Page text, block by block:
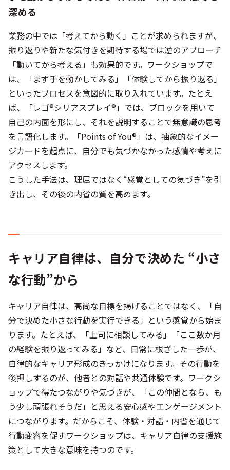
深める
業務の中では「考えてから動く」ことが求められますが、
振り返りや新たな気付きを期待する場では逆のアプローチ
「動いてから考える」も効果的です。ワークショップで
は、「まず手を動かしてみる」「体験してから振り返る」
といったプロセスを意図的に取り入れています。たとえ
ば、「レゴ®シリアスプレイ®」では、ブロックを用いて
自己の内面を形にし、それを説明することで無意識の思考
を言語化します。「Points of You®」は、抽象的なイメー
ジカードを起点に、自分でも気づかなかった感情や考えに
アクセスします。
こうした手法は、理屈ではなく“感覚としての気づき”を引
き出し、その後の内省の質を高めます。
キャリア自律は、自分で決めた “小さ
な行動”から
キャリア自律は、高尚な目標を掲げることではなく、「自
分で決めた小さな行動を実行できる」という感覚から始ま
ります。たとえば、「上司に相談してみる」「ここ数か月
の経験を振り返ってみる」など、日常に根ざした一歩が、
自律的なキャリア形成のきっかけになります。その行動を
後押しするのが、他者との対話や共通体験です。ワークシ
ョップで得たつながりや気づきが、「この仲間となら、も
う少し頑張れそうだ」と思える安心感やエンゲージメント
につながります。だからこそ、体験・対話・内省を通じて
行動変容を促すワークショップは、キャリア自律の支援施
策として大きな意味を持つのです。